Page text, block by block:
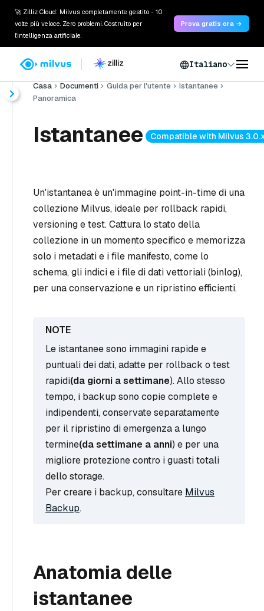
🚀 Zilliz Cloud: Milvus completamente gestito - 10
volte più veloce. Zero problemi. Costruito per
l'intelligenza artificiale.
Prova gratis ora →
Italiano
Casa Documenti Guida per l'utente
Istantanee
Panoramica
Istantanee Compatible with Milvus
Un'istantanea è un'immagine point-in-time di una
collezione Milvus, ideale per rollback rapidi,
versioning e test. Cattura lo stato della
collezione in un momento specifico e memorizza
solo i metadati e i file manifesto, come lo
schema, gli indici e i file di dati vettoriali (binlog),
per una conservazione e un ripristino efficienti.
Le istantanee sono immagini rapide e
puntuali dei dati, adatte per rollback o test
rapidi(da giorni a settimane). Allo stesso
tempo, i backup sono copie complete e
indipendenti, conservate separatamente
per il ripristino di emergenza a lungo
termine(da settimane a anni) e per una
migliore protezione contro i guasti totali
dello storage.
Per creare i backup, consultare Milvus
Backup.
Anatomia delle
istantanee